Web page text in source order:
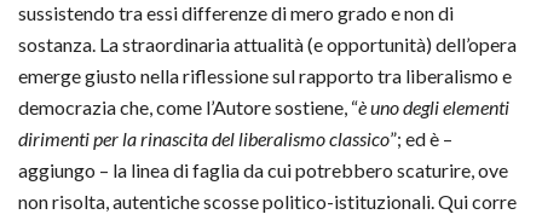
sussistendo tra essi differenze di mero grado e non di
sostanza. La straordinaria attualità (e opportunità) dell’opera
emerge giusto nella riflessione sul rapporto tra liberalismo e
democrazia che, come l’Autore sostiene, “è uno degli elementi
dirimenti per la rinascita del liberalismo classico”; ed è –
aggiungo – la linea di faglia da cui potrebbero scaturire, ove
non risolta, autentiche scosse politico-istituzionali. Qui corre